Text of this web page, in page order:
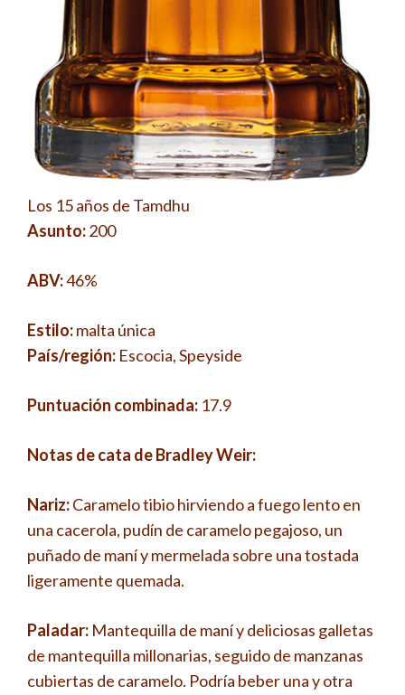
Los 15 años de Tamdhu
Asunto:200
ABV:46%
Estilo:malta única
País/región: Escocia, Speyside
Puntuación combinada: 17.9
Notas de cata de Bradley Weir:
Nariz:Caramelo tibio hirviendo a fuego lento en
una cacerola, pudín de caramelo pegajoso, un
puñado de maní y mermelada sobre una tostada
ligeramente quemada.
Paladar: Mantequilla de maní y deliciosas galletas
de mantequilla millonarias, seguido de manzanas
cubiertas de caramelo. Podría beber una y otra